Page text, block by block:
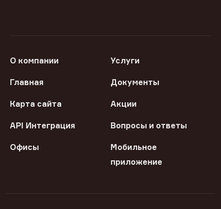
О компании Услуги
Главная Документы
Карта сайта Акции
API Интеграция Вопросы и ответы
Офисы
Мобильное
приложение